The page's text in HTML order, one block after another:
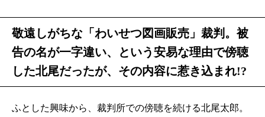
敬遠しがちな「わいせつ図画販売」裁判。被
告の名が一字違い、という安易な理由で傍聴
した北尾だったが、その内容に惹き込まれ!?
ふとした興味から、裁判所での傍聴を続ける北尾太郎。